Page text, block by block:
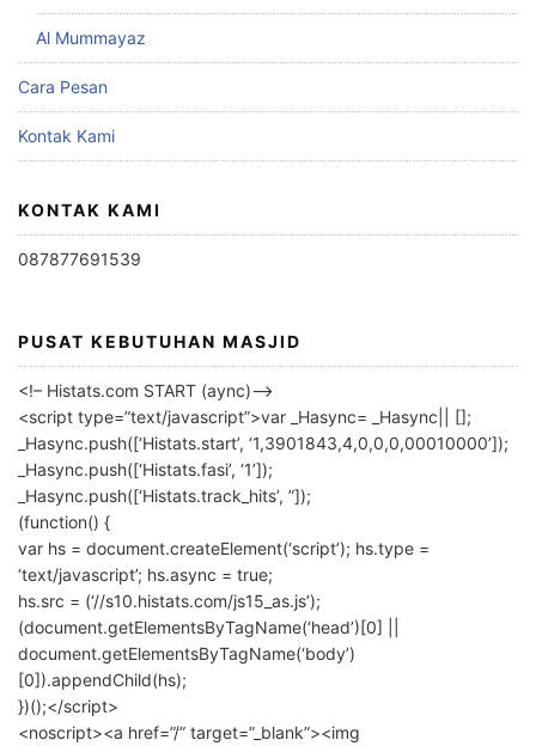
Al Mummayaz
Cara Pesan
Kontak Kami
KONTAK KAMI
087877691539
PUSAT KEBUTUHAN MASJID
<!– Histats.com START (aync)–>
<script type=”text/javascript”>var _Hasync= _Hasync|| [];
_Hasync.push([‘Histats.start’, ‘1,3901843,4,0,0,0,00010000’]);
_Hasync.push([‘Histats.fasi’, ‘1’]);
_Hasync.push([‘Histats.track_hits’, ”]);
(function() {
var hs = document.createElement(‘script’); hs.type =
‘text/javascript’; hs.async = true;
hs.src = (‘//s10.histats.com/js15_as.js’);
(document.getElementsByTagName(‘head’)[0] ||
document.getElementsByTagName(‘body’)
[0]).appendChild(hs);
})();</script>
<noscript><a href=”/” target=”_blank”><img